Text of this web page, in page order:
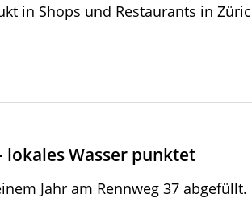
in Shops und Restaurants in
Wasser punktet
Jahr am Rennweg 37